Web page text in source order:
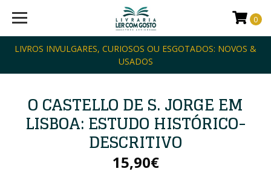
LIVROS INVULGARES, CURIOSOS OU ESGOTADOS: NOVOS &
USADOS
0
O CASTELLO DE S. JORGE EM
LISBOA: ESTUDO HISTÓRICO-
DESCRITIVO
15,90€